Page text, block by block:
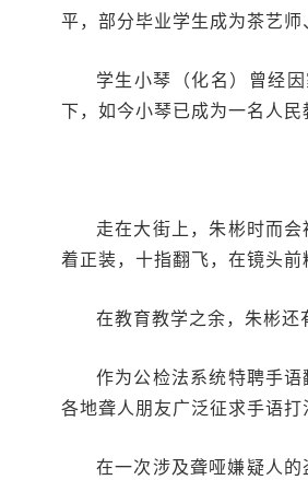
平，部分毕业学生成为茶艺
学生小琴（化名）曾经
下，如今小琴已成为一名人
走在大街上，朱彬时而
着正装，十指翻飞，在镜头
在教育教学之余，朱彬
作为公检法系统特聘手
各地聋人朋友广泛征求手语
在一次涉及聋哑嫌疑人